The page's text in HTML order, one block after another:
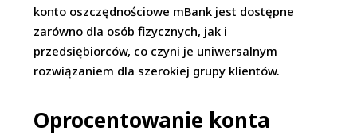
konto oszczędnościowe mBank jest dostępne
zarówno dla osób fizycznych, jak i
przedsiębiorców, co czyni je uniwersalnym
rozwiązaniem dla szerokiej grupy klientów.
Oprocentowanie konta